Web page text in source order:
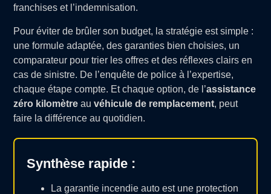
franchises et l’indemnisation.
Pour éviter de brûler son budget, la stratégie est simple :
une formule adaptée, des garanties bien choisies, un
comparateur pour trier les offres et des réflexes clairs en
cas de sinistre. De l’enquête de police à l’expertise,
chaque étape compte. Et chaque option, de l’assistance
zéro kilomètre auvéhicule de remplacement, peut
faire la différence au quotidien.
Synthèse rapide :
La garantie incendie auto est une protection